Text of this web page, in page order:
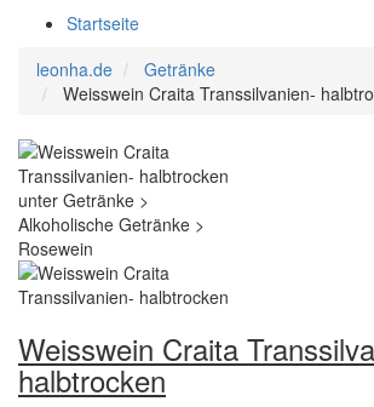
Startseite
leonha.de
Getränke
Weisswein Craita Transsilvanien-
Weisswein Craita
halbtrocken